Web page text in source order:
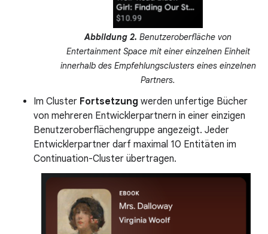
Abbildung 2. Benutzeroberfläche von
Entertainment Space mit einer einzelnen Einheit
innerhalb des Empfehlungsclusters eines einzelnen
Partners.
Im Cluster Fortsetzung werden unfertige Bücher
von mehreren Entwicklerpartnern in einer einzigen
Benutzeroberflächengruppe angezeigt. Jeder
Entwicklerpartner darf maximal 10 Entitäten im
Continuation-Cluster übertragen.